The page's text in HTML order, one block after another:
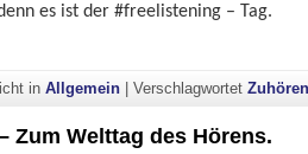
es ist der #freelistening – Tag.
inAllgemein |VerschlagwortetZuhören
Zum Welttag des Hörens.